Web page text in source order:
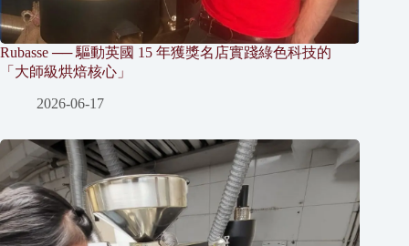
Rubasse ── 驅動英國 15 年獲獎名店實踐綠色科技的
「大師級烘焙核心」
2026-06-17